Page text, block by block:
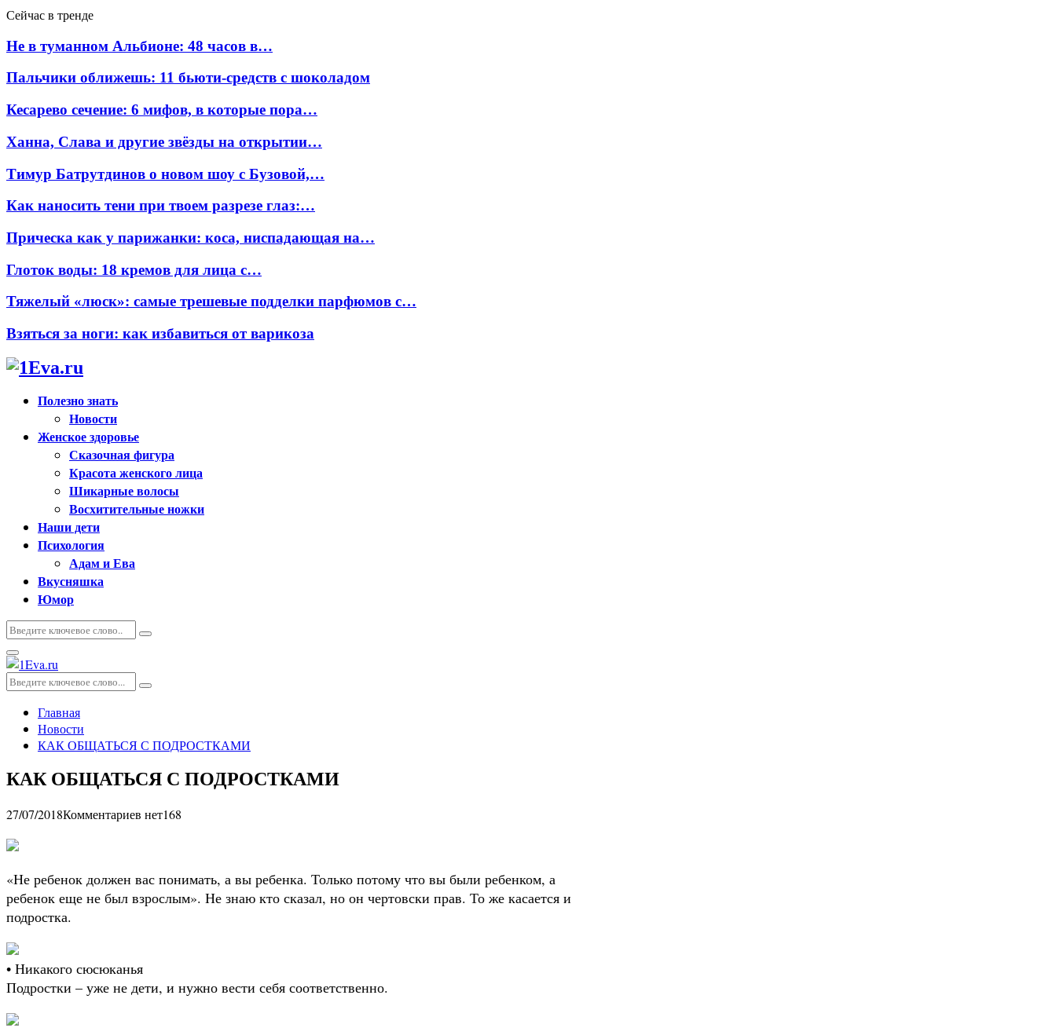
Сейчас в тренде
Не в туманном Альбионе: 48 часов в…
Пальчики оближешь: 11 бьюти-средств с шоколадом
Кесарево сечение: 6 мифов, в которые пора…
Ханна, Слава и другие звёзды на открытии…
Тимур Батрутдинов о новом шоу с Бузовой,…
Как наносить тени при твоем разрезе глаз:…
Прическа как у парижанки: коса, ниспадающая на…
Глоток воды: 18 кремов для лица с…
Тяжелый «люск»: самые трешевые подделки парфюмов с…
Взяться за ноги: как избавиться от варикоза
Полезно знать
Новости
Женское здоровье
Сказочная фигура
Красота женского лица
Шикарные волосы
Восхитительные ножки
Наши дети
Психология
Адам и Ева
Вкусняшка
Юмор
Искать:
Поиск
Основное
меню
Искать:
Поиск
Главная
Новости
КАК ОБЩАТЬСЯ С ПОДРОСТКАМИ
КАК ОБЩАТЬСЯ С ПОДРОСТКАМИ
27/07/2018Комментариев нет168
«Не ребенок должен вас понимать, а вы ребенка. Только потому что вы были ребенком, а
ребенок еще не был взрослым». Не знаю кто сказал, но он чертовски прав. То же касается и
подростка.
• Никакого сюсюканья
Подростки – уже не дети, и нужно вести себя соответственно.